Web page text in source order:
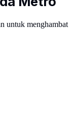
untuk menghambat